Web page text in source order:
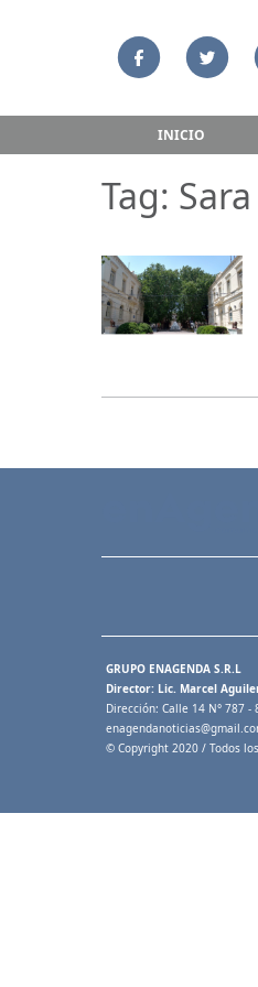
INICIO
Tag:
GRUPO ENAGENDA S.R.L
Director: Lic. Marcel
Dirección: Calle 14 N° 787 -
© Copyright 2020 / Todos